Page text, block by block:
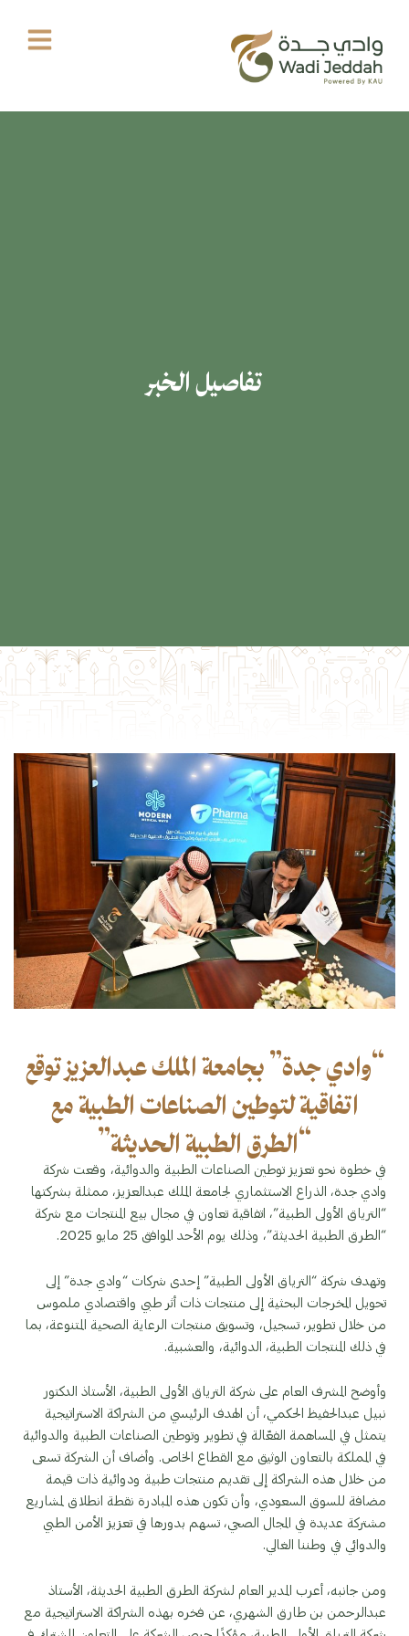
المحتوى
تفاصيل الخبر
“وادي جدة” بجامعة الملك عبدالعزيز توقع
اتفاقية لتوطين الصناعات الطبية مع
“الطرق الطبية الحديثة”
في خطوة نحو تعزيز توطين الصناعات الطبية والدوائية، وقعت شركة
وادي جدة، الذراع الاستثماري لجامعة الملك عبدالعزيز، ممثلة بشركتها
“الترياق الأولى الطبية”، اتفاقية تعاون في مجال بيع المنتجات مع شركة
“الطرق الطبية الحديثة”، وذلك يوم الأحد الموافق 25 مايو 2025.
وتهدف شركة “الترياق الأولى الطبية” إحدى شركات “وادي جدة” إلى
تحويل المخرجات البحثية إلى منتجات ذات أثر طبي واقتصادي ملموس
من خلال تطوير، تسجيل، وتسويق منتجات الرعاية الصحية المتنوعة، بما
في ذلك المنتجات الطبية، الدوائية، والعشبية.
وأوضح المشرف العام على شركة الترياق الأولى الطبية، الأستاذ الدكتور
نبيل عبدالحفيظ الحكمي، أن الهدف الرئيسي من الشراكة الاستراتيجية
يتمثل في المساهمة الفعّالة في تطوير وتوطين الصناعات الطبية والدوائية
في المملكة بالتعاون الوثيق مع القطاع الخاص. وأضاف أن الشركة تسعى
من خلال هذه الشراكة إلى تقديم منتجات طبية ودوائية ذات قيمة
مضافة للسوق السعودي، وأن تكون هذه المبادرة نقطة انطلاق لمشاريع
مشتركة عديدة في المجال الصحي، تسهم بدورها في تعزيز الأمن الطبي
والدوائي في وطننا الغالي.
ومن جانبه، أعرب المدير العام لشركة الطرق الطبية الحديثة، الأستاذ
عبدالرحمن بن طارق الشهري، عن فخره بهذه الشراكة الاستراتيجية مع